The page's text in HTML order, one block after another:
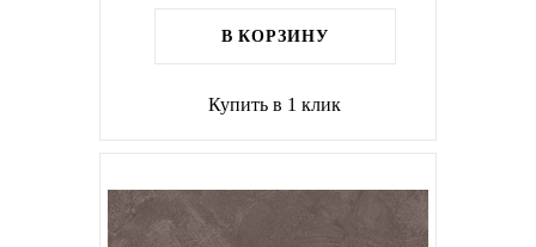
В КОРЗИНУ
Купить в 1 клик